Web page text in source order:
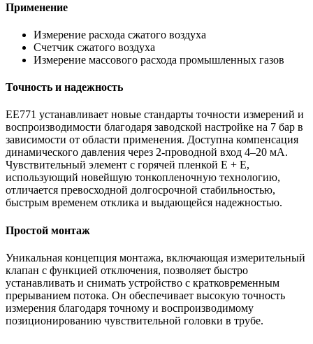
Применение
Измерение расхода сжатого воздуха
Счетчик сжатого воздуха
Измерение массового расхода промышленных газов
Точность и надежность
EE771 устанавливает новые стандарты точности измерений и
воспроизводимости благодаря заводской настройке на 7 бар в
зависимости от области применения. Доступна компенсация
динамического давления через 2-проводной вход 4–20 мА.
Чувствительный элемент с горячей пленкой E + E,
использующий новейшую тонкопленочную технологию,
отличается превосходной долгосрочной стабильностью,
быстрым временем отклика и выдающейся надежностью.
Простой монтаж
Уникальная концепция монтажа, включающая измерительный
клапан с функцией отключения, позволяет быстро
устанавливать и снимать устройство с кратковременным
прерыванием потока. Он обеспечивает высокую точность
измерения благодаря точному и воспроизводимому
позиционированию чувствительной головки в трубе.